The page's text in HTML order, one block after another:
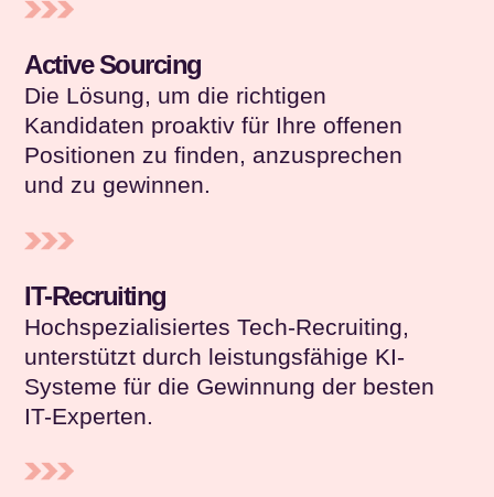
Active Sourcing
Die Lösung, um die richtigen
Kandidaten proaktiv für Ihre offenen
Positionen zu finden, anzusprechen
und zu gewinnen.
IT-Recruiting
Hochspezialisiertes Tech-Recruiting,
unterstützt durch leistungsfähige KI-
Systeme für die Gewinnung der besten
IT-Experten.